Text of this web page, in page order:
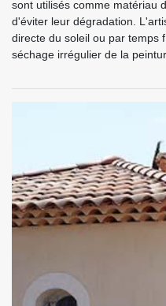
sont utilisés comme matériau
d'éviter leur dégradation.
directe du soleil ou par temps
séchage irrégulier de la